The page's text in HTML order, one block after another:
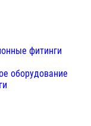
фитинги
оборудование